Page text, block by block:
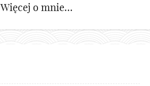
Więcej o mnie…